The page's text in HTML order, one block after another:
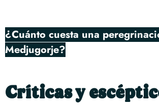
¿Cuánto cuesta una
Medjugorje?
Críticas y